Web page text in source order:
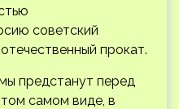
советский
прокат.
предстанут перед
самом виде, в